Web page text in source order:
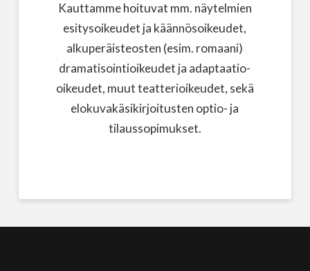
Kauttamme hoituvat mm. näytelmien
esitysoikeudet ja käännösoikeudet,
alkuperäisteosten (esim. romaani)
dramatisointioikeudet ja adaptaatio-
oikeudet, muut teatterioikeudet, sekä
elokuvakäsikirjoitusten optio- ja
tilaussopimukset.